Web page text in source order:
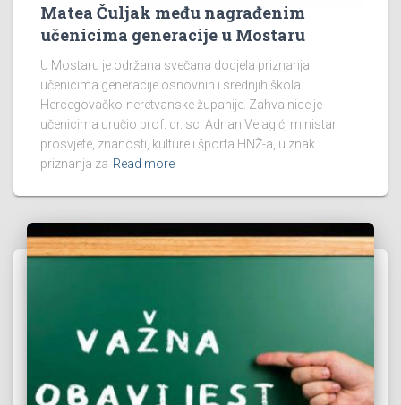
Matea Čuljak među nagrađenim
učenicima generacije u Mostaru
U Mostaru je održana svečana dodjela priznanja
učenicima generacije osnovnih i srednjih škola
Hercegovačko-neretvanske županije. Zahvalnice je
učenicima uručio prof. dr. sc. Adnan Velagić, ministar
prosvjete, znanosti, kulture i športa HNŽ-a, u znak
priznanja za Read more